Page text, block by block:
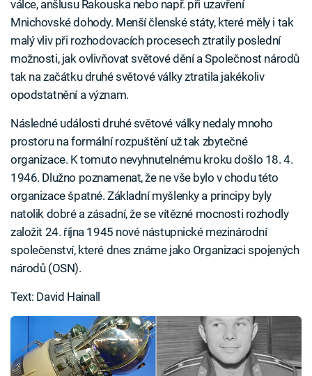
válce, anšlusu Rakouska nebo např. při uzavření
Mnichovské dohody. Menší členské státy, které měly i tak
malý vliv při rozhodovacích procesech ztratily poslední
možnosti, jak ovlivňovat světové dění a Společnost národů
tak na začátku druhé světové války ztratila jakékoliv
opodstatnění a význam.
Následné události druhé světové války nedaly mnoho
prostoru na formální rozpuštění už tak zbytečné
organizace. K tomuto nevyhnutelnému kroku došlo 18. 4.
1946. Dlužno poznamenat, že ne vše bylo v chodu této
organizace špatné. Základní myšlenky a principy byly
natolik dobré a zásadní, že se vítězné mocnosti rozhodly
založit 24. října 1945 nové nástupnické mezinárodní
společenství, které dnes známe jako Organizaci spojených
národů (OSN).
Text: David Hainall